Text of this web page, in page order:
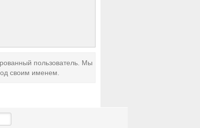
пользователь. Мы
своим именем.